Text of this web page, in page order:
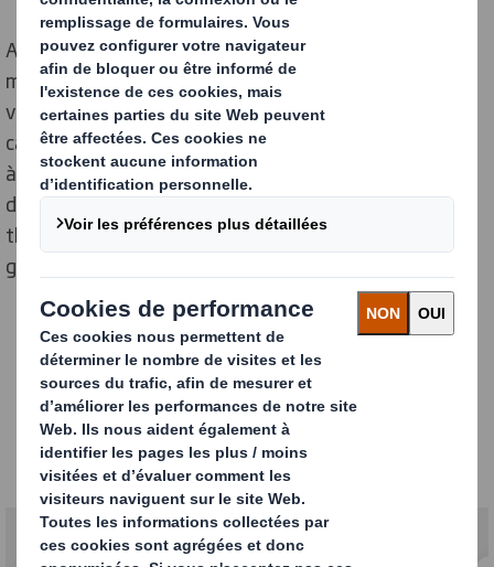
Alors que nous redéfinissons l'emballage dans un
monde qui change et que nous accélérons la transition
vers une économie circulaire à faible émission de
carbone, nous nous engageons à partager nos progrès
à travers un ensemble de rapports sur le
développement durable, qui couvrent une série de
thèmes ESG (environnementaux, sociaux et de
gouvernance) et qui sont actualisés tous les ans.
Nos rapports sur le
Développement Durable et
autres informations ESG